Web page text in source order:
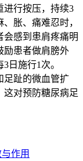
进行按压，持续3
胀、痛难忍时，
会感到患肩疼痛明
励患者做肩膀外
日施行1次。
足趾的微血管扩
这对预防糖尿病足
作用